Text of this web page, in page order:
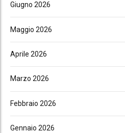
Giugno 2026
Maggio 2026
Aprile 2026
Marzo 2026
Febbraio 2026
Gennaio 2026